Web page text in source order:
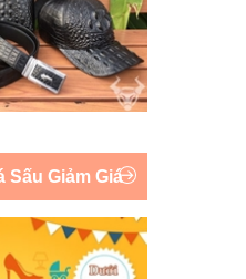
Sấu Giảm Giá